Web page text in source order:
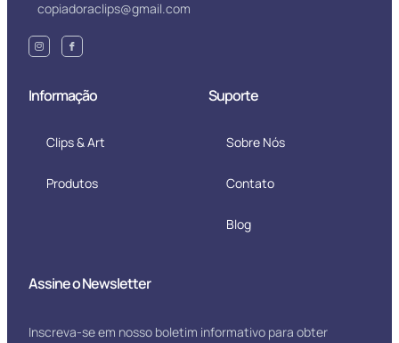
copiadoraclips@gmail.com
Informação
Clips & Art
Produtos
Suporte
Sobre Nós
Contato
Blog
Assine o Newsletter
Inscreva-se em nosso boletim informativo para obter